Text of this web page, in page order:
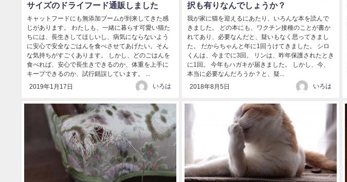
サイズのドライフード通販しました
キャットフードにも無添加ブームが到来してきた感
じがあります。 わたしも、一緒に暮らす可愛い猫た
ちには、長生きしてほしいし、病気にならないよう
に安心で安全なごはんを食べさせてあげたい。そん
な気持ちがすごくあります。 しかし、どのごはんを
食べれば、安心で長生きできるのか、体重を上手に
キープできるのか、試行錯誤しています。 ...
2019年1月17日 いろは
択も有りなんでしょうか？
我が家に猫を迎えるにあたり、いろんな本を読んで
きました。 どの本にも、ワクチン接種のことが書か
れてあり、必要なんだと、疑いもなく思ってきまし
た。 だからちゃんと年に1回うけてきました。 シロ
くんは、今までに3回。 リンは、昨年保護されたとき
に1回。 今年もハガキが届きました。 しかし、今、
本当に必要なんだろうか？と、疑...
2018年8月5日 いろは